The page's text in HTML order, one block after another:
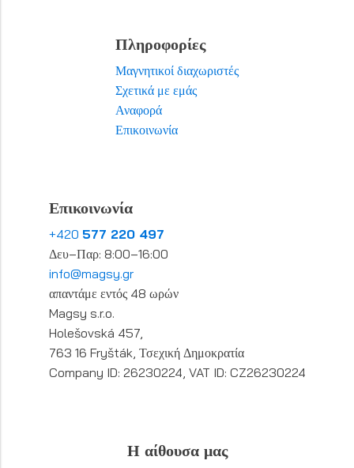
Πληροφορίες
Μαγνητικοί διαχωριστές
Σχετικά με εμάς
Αναφορά
Επικοινωνία
Επικοινωνία
+420 577 220 497
Δευ–Παρ: 8:00–16:00
info@magsy.gr
απαντάμε εντός 48 ωρών
Magsy s.r.o.
Holešovská 457,
763 16 Fryšták, Τσεχική Δημοκρατία
Company ID: 26230224, VAT ID: CZ26230224
Η αίθουσα μας